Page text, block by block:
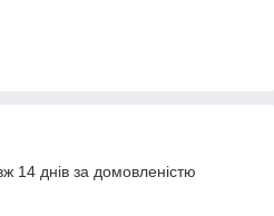
14 днів за домовленістю